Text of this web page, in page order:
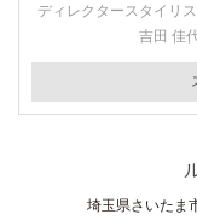
ディレクタースタイリ
吉田 佳
埼玉県さいたま